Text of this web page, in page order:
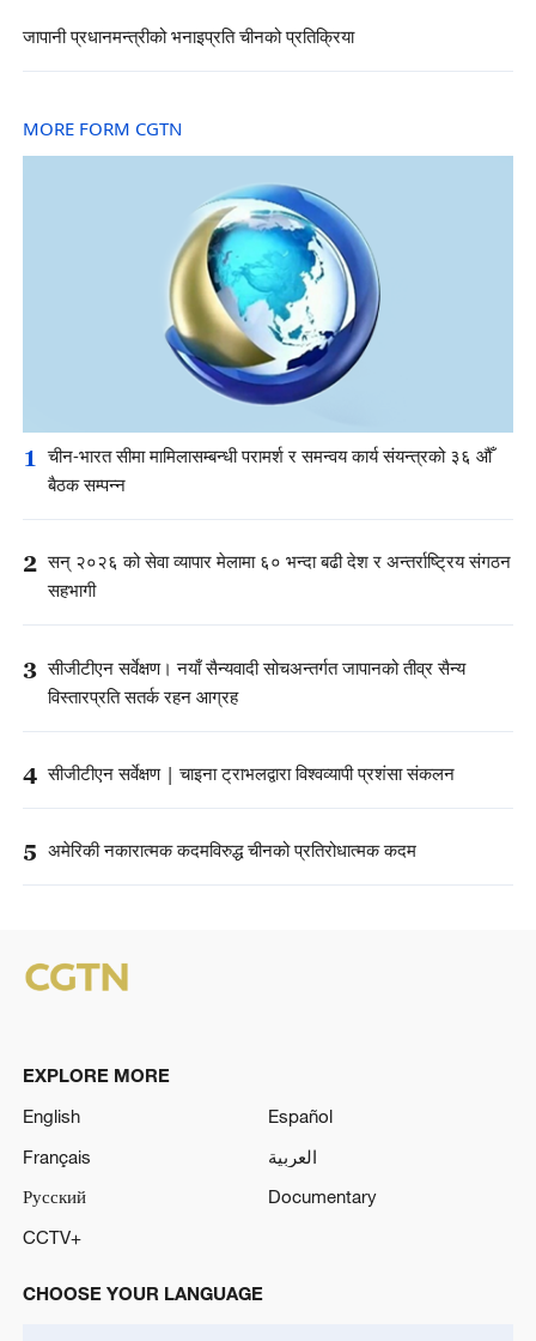
जापानी प्रधानमन्त्रीको भनाइप्रति चीनको प्रतिक्रिया
MORE FORM CGTN
1 चीन-भारत सीमा मामिलासम्बन्धी परामर्श र समन्वय कार्य संयन्त्रको ३६ औँ
बैठक सम्पन्न
2 सन् २०२६ को सेवा व्यापार मेलामा ६० भन्दा बढी देश र अन्तर्राष्ट्रिय संगठन
सहभागी
3 सीजीटीएन सर्वेक्षण। नयाँ सैन्यवादी सोचअन्तर्गत जापानको तीव्र सैन्य
विस्तारप्रति सतर्क रहन आग्रह
4 सीजीटीएन सर्वेक्षण | चाइना ट्राभलद्वारा विश्वव्यापी प्रशंसा संकलन
5 अमेरिकी नकारात्मक कदमविरुद्ध चीनको प्रतिरोधात्मक कदम
EXPLORE MORE
English
Español
Français
العربية
Русский
Documentary
CCTV+
CHOOSE YOUR LANGUAGE